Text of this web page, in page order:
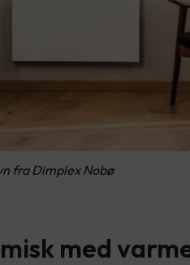
fra Dimplex Nobø
med